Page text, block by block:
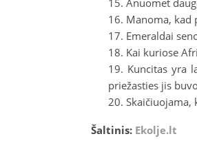
Manoma, kad
Emeraldai
Kai kuriose
Kuncitas yra
priežasties jis
Skaičiuojama,
Šaltinis: Ekolje.lt